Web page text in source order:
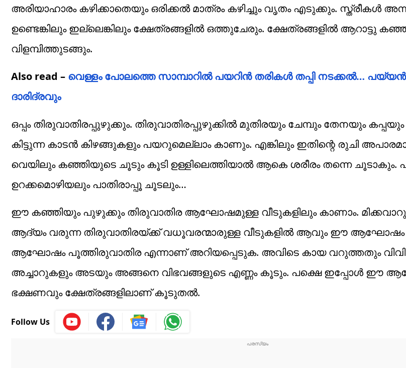
അരിയാഹാരം കഴിക്കാതെയും ഒരിക്കൽ മാത്രം കഴിച്ചും വൃതം എടുക്കും. സ്ത്രീകൾ
ഉണ്ടെങ്കിലും ഇല്ലെങ്കിലും ക്ഷേത്രങ്ങളിൽ ഒത്തുചേരും. ക്ഷേത്രങ്ങളിൽ ആറാട്ടു
വിളമ്പിത്തുടങ്ങും.
Also read – വെള്ളം പോലത്തെ സാമ്പാറിൽ പയറിൻ തരികൾ തപ്പി നടക്കൽ…
ദാരിദ്രവും
ഒപ്പം തിരുവാതിരപ്പുഴുക്കും. തിരുവാതിരപ്പുഴുക്കിൽ മുതിരയും ചേമ്പും തേനയും
കിട്ടുന്ന കാടൻ കിഴങ്ങുകളും പയറുമെല്ലാം കാണും. എങ്കിലും ഇതിന്റെ രുചി
വെയിലും കഞ്ഞിയുടെ ചൂടും കൂടി ഉള്ളിലെത്തിയാൽ ആകെ ശരീരം തന്നെ ചൂടാകും.
ഉറക്കമൊഴിയലും പാതിരാപ്പൂ ചൂടലും…
ഈ കഞ്ഞിയും പുഴുക്കും തിരുവാതിര ആഘോഷമുള്ള വീടുകളിലും കാണാം.
ആദ്യം വരുന്ന തിരുവാതിരയ്ക്ക് വധൂവരന്മാരുള്ള വീടുകളിൽ ആവും ഈ ആഘോഷം
ആഘോഷം പൂത്തിരുവാതിര എന്നാണ് അറിയപ്പെടുക. അവിടെ കായ വറുത്തതും വിവിധ
അച്ചാറുകളും അടയും അങ്ങനെ വിഭവങ്ങളുടെ എണ്ണം കൂടും. പക്ഷെ ഇപ്പോൾ ഈ
ഭക്ഷണവും ക്ഷേത്രങ്ങളിലാണ് കൂടുതൽ.
Follow Us